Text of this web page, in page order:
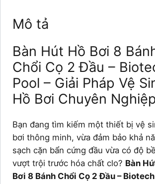
Mô tả
Bàn Hút Hồ Bơi 8
Chổi Cọ 2 Đầu –
Pool – Giải Pháp Vệ
Hồ Bơi Chuyên
Bạn đang tìm kiếm một thiết bị vệ
bơi thông minh, vừa đảm bảo khả
sạch cặn bẩn cứng đầu vừa có độ
vượt trội trước hóa chất clo? Bàn
Bơi 8 Bánh Chổi Cọ 2 Đầu –